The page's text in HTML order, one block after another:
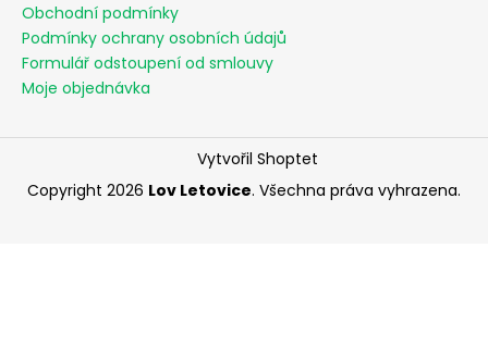
Obchodní podmínky
Podmínky ochrany osobních údajů
Formulář odstoupení od smlouvy
Moje objednávka
Vytvořil Shoptet
Copyright 2026 Lov Letovice. Všechna práva vyhrazena.